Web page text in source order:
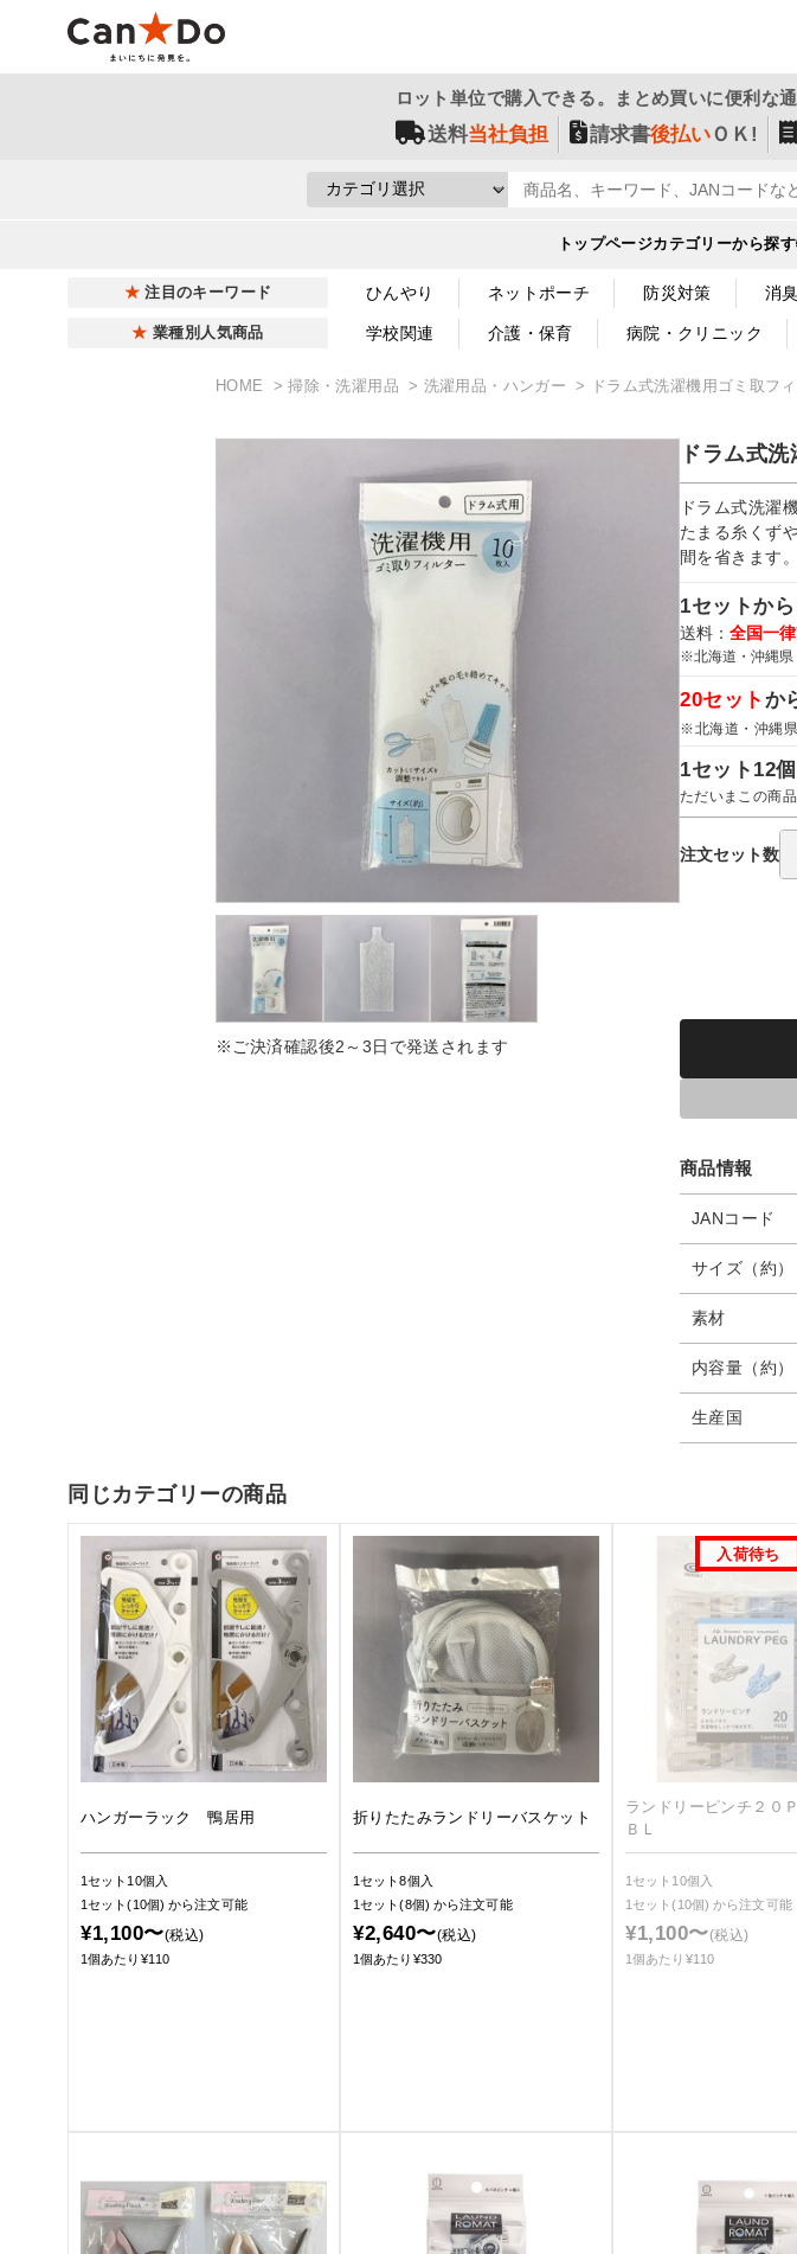
ロット単位で購入できる。まとめ買いに便利な
送料当社負担 請求書後払いＯＫ!
トップページカテゴリーから探す
注目のキーワード ひんやり ネットポーチ 防災対策 消臭
業種別人気商品 学校関連 介護・保育 病院・クリニック
HOME 掃除・洗濯用品 洗濯用品・ハンガー ドラム式洗濯機用ゴミ取フ
※ご決済確認後2～3日で発送されます
ドラム式
ドラム式洗濯
たまる糸くず
間を省きます。
1セットか
送料： 全国一
※北海道・沖縄県
20セット か
※北海道・沖縄
1セット12
ただいまこの商
注文セット数
商品情報
JANコード
サイズ（約）
素材
内容量（約）
生産国
同じカテゴリーの商品
ハンガーラック 鴨居用
1セット10個入
1セット(10個)から注文可能
¥1,100〜(税込)
1個あたり¥110
折りたたみランドリーバスケット
1セット8個入
1セット(8個) から注文可能
¥2,640〜(税込)
1個あたり¥330
ランドリーピンチ２０
ＢＬ
1セット10個入
1セット(10個)から注文可能
¥1,100〜(税込)
1個あたり¥110